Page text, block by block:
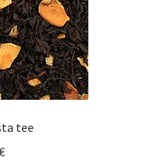
tee
Hintaluokka: